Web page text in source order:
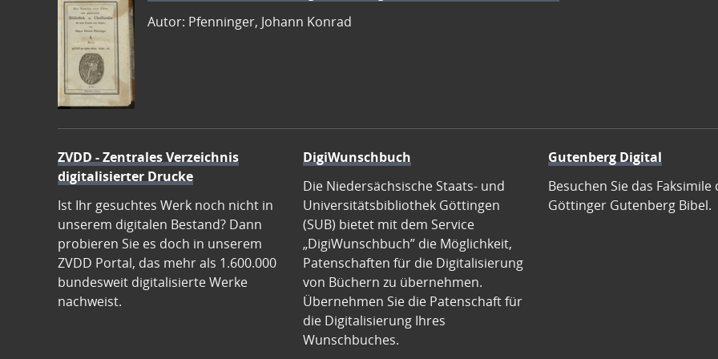
Autor: Pfenninger, Johann Konrad
ZVDD - Zentrales Verzeichnis
digitalisierter Drucke
Ist Ihr gesuchtes Werk noch nicht in
unserem digitalen Bestand? Dann
probieren Sie es doch in unserem
ZVDD Portal, das mehr als 1.600.000
bundesweit digitalisierte Werke
nachweist.
DigiWunschbuch
Die Niedersächsische Staats- und
Universitätsbibliothek Göttingen
(SUB) bietet mit dem Service
„DigiWunschbuch” die Möglichkeit,
Patenschaften für die Digitalisierung
von Büchern zu übernehmen.
Übernehmen Sie die Patenschaft für
die Digitalisierung Ihres
Wunschbuches.
Gutenberg Digital
Besuchen Sie das Faksimile
Göttinger Gutenberg Bibel.